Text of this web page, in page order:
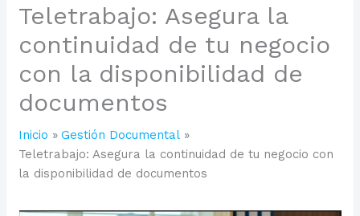
Teletrabajo: Asegura la
continuidad de tu negocio
con la disponibilidad de
documentos
Inicio
Gestión Documental
Teletrabajo: Asegura la continuidad de tu negocio con
la disponibilidad de documentos